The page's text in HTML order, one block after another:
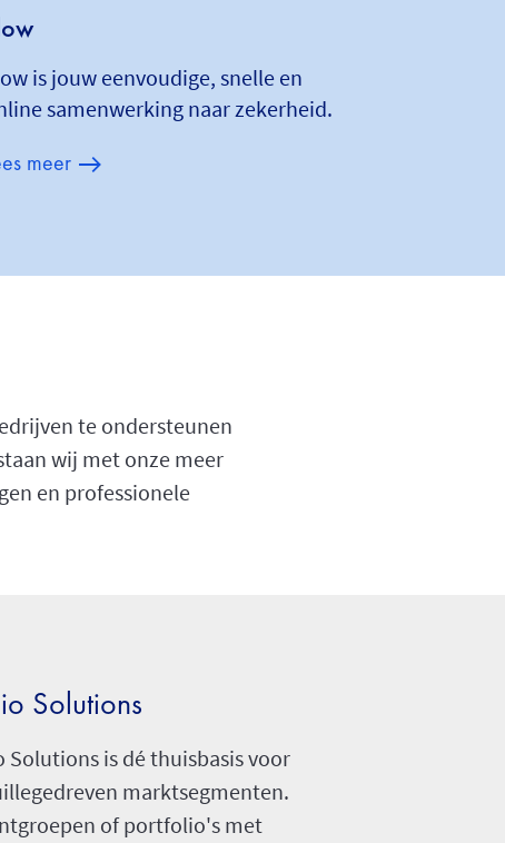
is jouw eenvoudige, snelle en
samenwerking naar zekerheid.
meer
te ondersteunen
wij met onze meer
en professionele
Solutions
is dé thuisbasis voor
marktsegmenten.
of portfolio's met